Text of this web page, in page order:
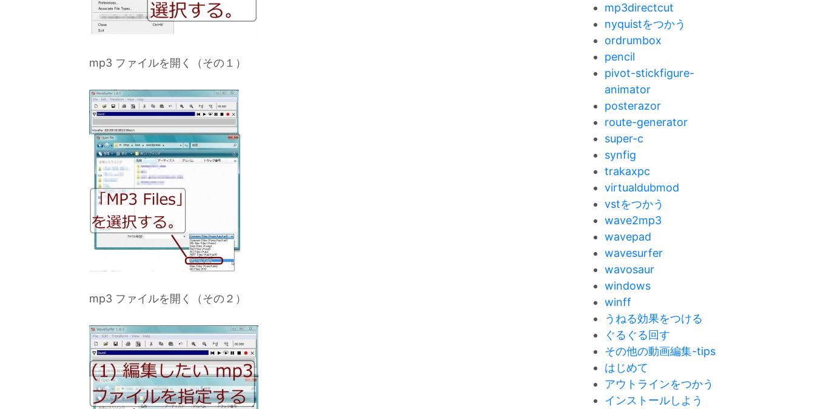
mp3 ファイルを開く（その１）
mp3 ファイルを開く（その２）
mp3directcut
nyquistをつかう
ordrumbox
pencil
pivot-stickfigure-
animator
posterazor
route-generator
super-c
synfig
trakaxpc
virtualdubmod
vstをつかう
wave2mp3
wavepad
wavesurfer
wavosaur
windows
winff
うねる効果をつける
ぐるぐる回す
その他の動画編集-tips
はじめて
アウトラインをつかう
インストールしよう